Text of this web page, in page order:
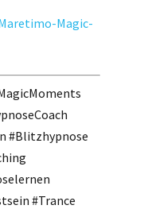
Magic-
#Blitzhypnose
#Trance